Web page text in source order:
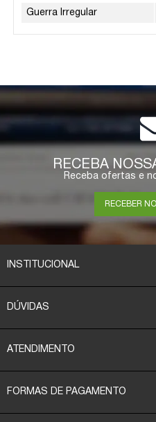
Guerra Irregular
RECEBA
Receba ofertas e
RECEBER
INSTITUCIONAL
DÚVIDAS
ATENDIMENTO
FORMAS DE PAGAMENTO